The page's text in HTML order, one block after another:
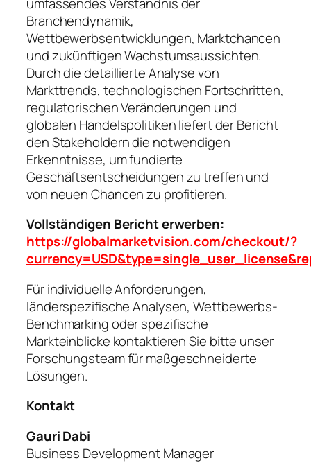
Branchendynamik,
Wettbewerbsentwicklungen, Marktchancen
und zukünftigen Wachstumsaussichten.
Durch die detaillierte Analyse von
Markttrends, technologischen Fortschritten,
regulatorischen Veränderungen und
globalen Handelspolitiken liefert der Bericht
den Stakeholdern die notwendigen
Erkenntnisse, um fundierte
Geschäftsentscheidungen zu treffen und
von neuen Chancen zu profitieren.
Vollständigen Bericht erwerben:
https://globalmarketvision.com/checkout/?
Für individuelle Anforderungen,
länderspezifische Analysen, Wettbewerbs-
Benchmarking oder spezifische
Markteinblicke kontaktieren Sie bitte unser
Forschungsteam für maßgeschneiderte
Lösungen.
Kontakt
Gauri Dabi
Business Development Manager